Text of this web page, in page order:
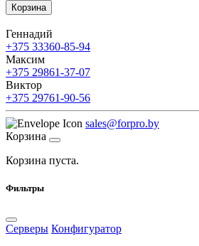
Корзина
Геннадий
+375 33360-85-94
Максим
+375 29861-37-07
Виктор
+375 29761-90-56
sales@forpro.by
Корзина
Корзина пуста.
Фильтры
Серверы Конфигуратор